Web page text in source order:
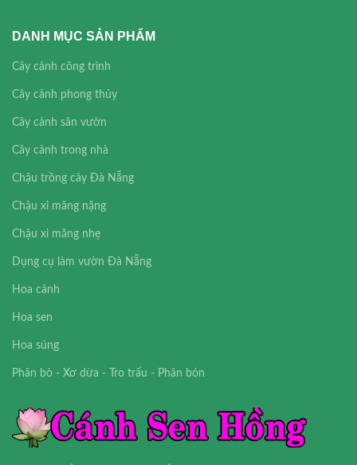
DANH MỤC SẢN PHẨM
Cây cảnh công trình
Cây cảnh phong thủy
Cây cảnh sân vườn
Cây cảnh trong nhà
Chậu trồng cây Đà Nẵng
Chậu xi măng nặng
Chậu xi măng nhẹ
Dụng cụ làm vườn Đà Nẵng
Hoa cảnh
Hoa sen
Hoa súng
Phân bò - Xơ dừa - Tro trấu - Phân bón